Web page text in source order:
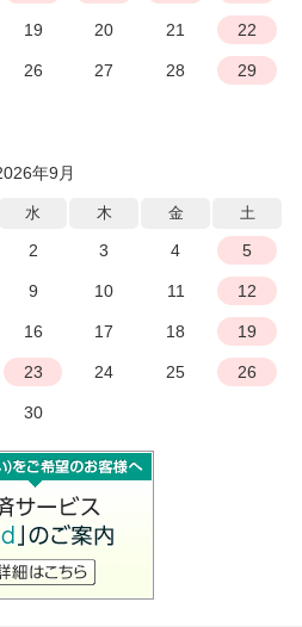
19 20 21 22
26 27 28 29
年9月
水 木 金 土
2 3 4 5
9 10 11 12
16 17 18 19
23 24 25 26
30